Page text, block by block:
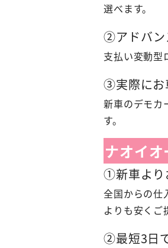
選べます。
②アドバン
支払い変動型
③実際にお
新車のデモカ
す。
ナオイ
①新車より
全国からの仕
よりも安くご
②最短3日